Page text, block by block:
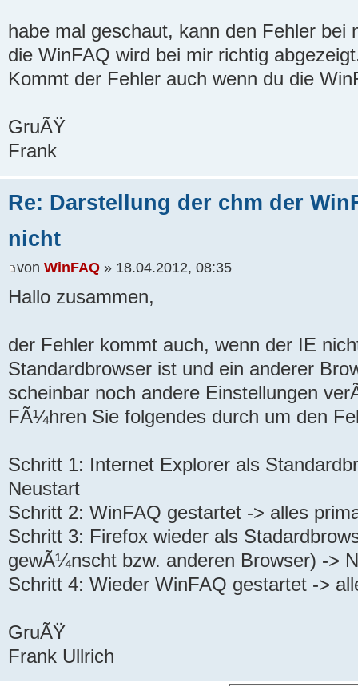
habe mal geschaut, kann den Fehler bei
die WinFAQ wird bei mir richtig
Kommt der Fehler auch wenn du die
GruÃŸ
Frank
Re: Darstellung der chm der
nicht
von WinFAQ » 18.04.2012, 08:35
Hallo zusammen,
der Fehler kommt auch, wenn der IE
Standardbrowser ist und ein anderer
scheinbar noch andere Einstellungen
FÃ¼hren Sie folgendes durch um den
Schritt 1: Internet Explorer als
Neustart
Schritt 2: WinFAQ gestartet -> alles
Schritt 3: Firefox wieder als
gewÃ¼nscht bzw. anderen Browser) ->
Schritt 4: Wieder WinFAQ gestartet ->
GruÃŸ
Frank Ullrich